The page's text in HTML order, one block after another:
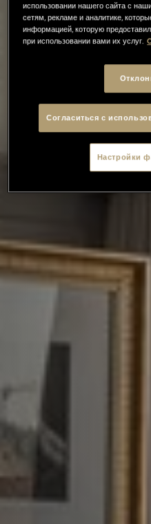
использовании нашего сайта с
сетям, рекламе и аналитике,
информацией, которую
при использовании вами их услуг.
Согласиться с
Настройки